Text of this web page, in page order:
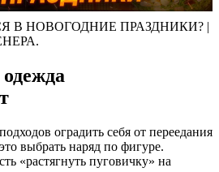
В НОВОГОДНИЕ ПРАЗДНИКИ? |
оградить себя от переедания
выбрать наряд по фигуре.
«растягнуть пуговичку» на